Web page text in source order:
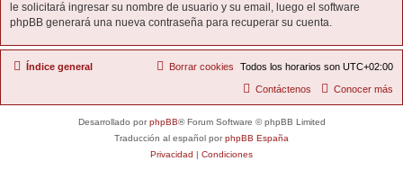
le solicitará ingresar su nombre de usuario y su email, luego el software
phpBB generará una nueva contraseña para recuperar su cuenta.
Índice general Todos los horarios son UTC+02:00
Borrar cookies
Conocer más
Contáctenos
Desarrollado porphpBB® Forum Software © phpBB Limited
Traducción al español porphpBB España
Privacidad | Condiciones